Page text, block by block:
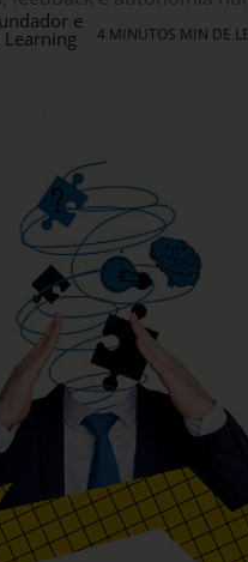
e
Learning 4 MINUTOS MIN DE